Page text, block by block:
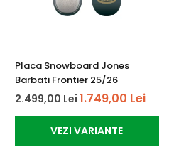
Placa Snowboard Jones
Barbati Frontier 25/26
2.499,00 Lei1.749,00 Lei
VEZI VARIANTE